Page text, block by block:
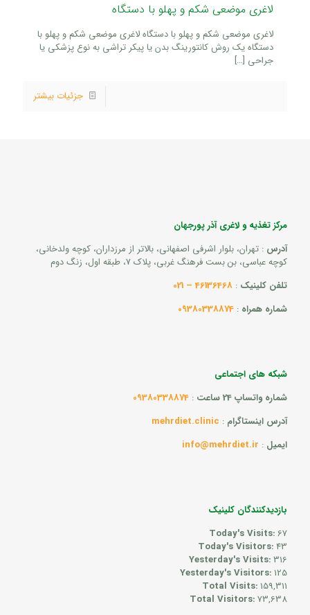
لاغری موضعی شکم و پهلو با دستگاه
لاغری موضعی شکم و پهلو با دستگاه لاغری موضعی شکم و پهلو با
دستگاه یک روش کانتورینگ بدن یا پیکر تراشی به نوع پزشکی یا
جراحی […]
جزئیات بیشتر
مرکز تغذیه و لاغری آذر پورجهان
آدرس : تهران، بلوار اشرفی اصفهانی، بالاتر از مرزداران، کوچه ولدخانی،
کوچه عباسی، بن بست فرهنگ غربی، پلاک 7، طبقه اول، زنگ دوم
تلفن کلینیک :
46136468 – 021
شماره همراه :
09380338874
شبکه های اجتماعی
شماره واتساپ 24 ساعت
:
09380338874
آدرس اینستاگرام :
mehrdiet.clinic
ایمیل :
info@mehrdiet.ir
بازدیدکنندگان کلینیک
Today's Visits:67
Today's Visitors:43
Yesterday's Visits:316
Yesterday's Visitors:125
Total Visits:159,311
Total Visitors:73,638